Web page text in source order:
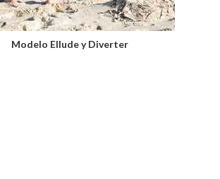
Modelo Ellude y Diverter